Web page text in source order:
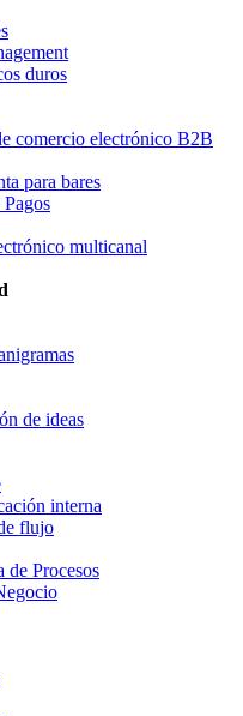
duros
comercio electrónico B2B
para bares
Pagos
multicanal
de ideas
interna
flujo
de Procesos